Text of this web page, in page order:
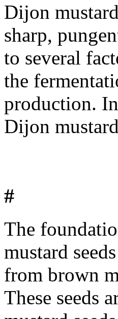
Dijon
sharp,
to several
the
production.
Dijon
#
The
mustard
from brown
These seeds